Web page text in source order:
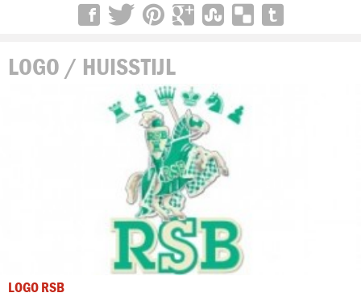
LOGO / HUISSTIJL
LOGO RSB